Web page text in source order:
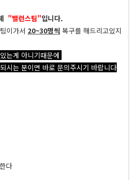
"밸런스팀"입니다.
이가서 20~30명씩 복구를 해드리고있지
는게 아니기때문에
시는 분이면 바로 문의주시기 바랍니다
다